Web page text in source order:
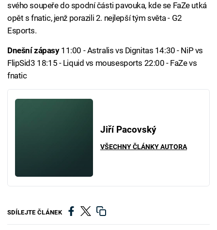
svého soupeře do spodní části pavouka, kde se FaZe utká
opět s fnatic, jenž porazili 2. nejlepší tým světa - G2
Esports.
Dnešní zápasy11:00 - Astralis vs Dignitas 14:30 - NiP vs
FlipSid3 18:15 - Liquid vs mousesports 22:00 - FaZe vs
fnatic
Jiří Pacovský
VŠECHNY ČLÁNKY AUTORA
SDÍLEJTE ČLÁNEK